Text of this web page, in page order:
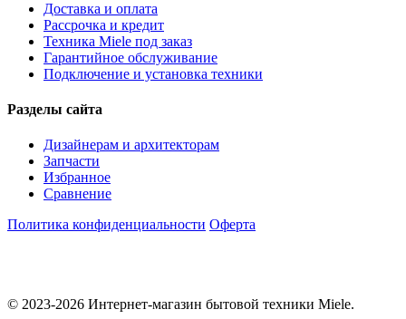
Доставка и оплата
Рассрочка и кредит
Техника Miele под заказ
Гарантийное обслуживание
Подключение и установка техники
Разделы сайта
Дизайнерам и архитекторам
Запчасти
Избранное
Сравнение
Политика конфиденциальности Оферта
© 2023-2026 Интернет-магазин бытовой техники Miele.